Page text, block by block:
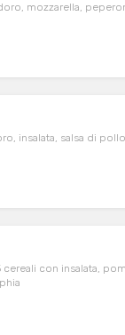
mozzarella,
insalata, salsa di
cereali con insalata,